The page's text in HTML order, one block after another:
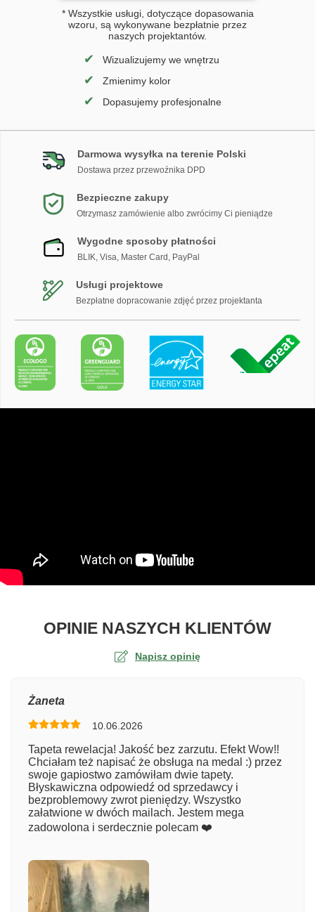
* Wszystkie usługi, dotyczące dopasowania
wzoru, są wykonywane bezpłatnie przez
naszych projektantów.
✔ Wizualizujemy we wnętrzu
✔ Zmienimy kolor
✔ Dopasujemy profesjonalne
Darmowa wysyłka na terenie Polski
Dostawa przez przewoźnika DPD
Bezpieczne zakupy
Otrzymasz zamówienie albo zwrócimy Ci pieniądze
Wygodne sposoby płatności
BLIK, Visa, Master Card, PayPal
Usługi projektowe
Bezpłatne dopracowanie zdjęć przez projektanta
OPINIE NASZYCH KLIENTÓWO
Napisz opinię
Numer zamówienia
Imię
Żaneta
10.06.2026
Tapeta rewelacja! Jakość bez zarzutu. Efekt Wow!!
Chciałam też napisać że obsługa na medal :) przez
swoje gapiostwo zamówiłam dwie tapety.
Błyskawiczna odpowiedź od sprzedawcy i
bezproblemowy zwrot pieniędzy. Wszystko
załatwione w dwóch mailach. Jestem mega
zadowolona i serdecznie polecam ❤️